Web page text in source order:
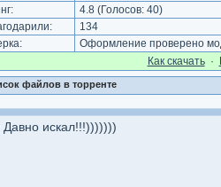
4.8 (Голосов: 40)
134
Оформление проверено
Как cкачать·
файлов в торренте
искал!!!)))))))